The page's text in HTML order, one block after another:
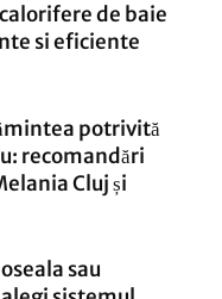
de baie
si eficiente
potrivită
recomandări
Cluj și
sau